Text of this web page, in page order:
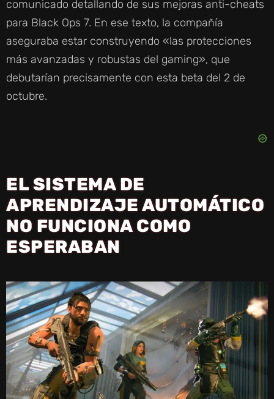
comunicado detallando de sus mejoras anti-cheats
para Black Ops 7. En ese texto, la compañía
aseguraba estar construyendo «las protecciones
más avanzadas y robustas del gaming», que
debutarían precisamente con esta beta del 2 de
octubre.
EL SISTEMA DE
APRENDIZAJE AUTOMÁTICO
NO FUNCIONA COMO
ESPERABAN